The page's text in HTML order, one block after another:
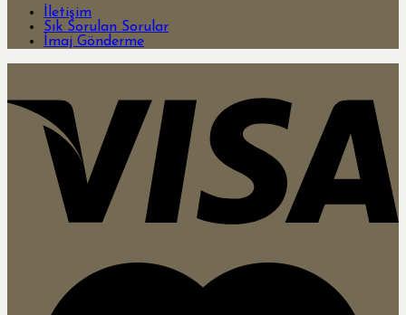
İletişim
Sık Sorulan Sorular
İmaj Gönderme